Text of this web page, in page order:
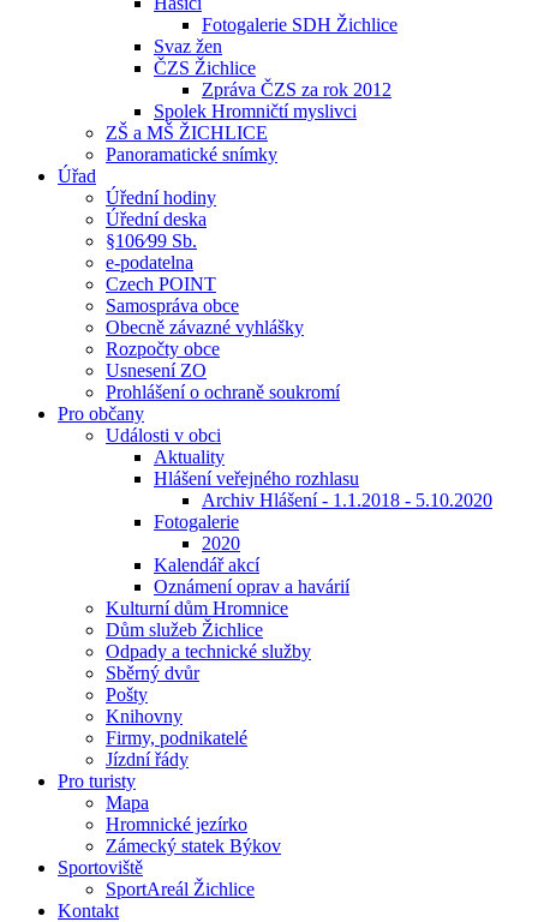
Fotogalerie SDH Žichlice
Svaz žen
ČZS Žichlice
Zpráva ČZS za rok 2012
Spolek Hromničtí myslivci
ZŠ a MŠ ŽICHLICE
Panoramatické snímky
Úřad
Úřední hodiny
Úřední deska
§106⁄99 Sb.
e-podatelna
Czech POINT
Samospráva obce
Obecně závazné vyhlášky
Rozpočty obce
Usnesení ZO
Prohlášení o ochraně soukromí
Pro občany
Události v obci
Aktuality
Hlášení veřejného rozhlasu
Archiv Hlášení - 1.1.2018 - 5.10.2020
Fotogalerie
2020
Kalendář akcí
Oznámení oprav a havárií
Kulturní dům Hromnice
Dům služeb Žichlice
Odpady a technické služby
Sběrný dvůr
Pošty
Knihovny
Firmy, podnikatelé
Jízdní řády
Pro turisty
Mapa
Hromnické jezírko
Zámecký statek Býkov
Sportoviště
SportAreál Žichlice
Kontakt